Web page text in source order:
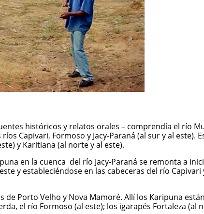
históricos y relatos orales – comprendía el río
Capivari, Formoso y Jacy-Paraná (al sur y al
y Karitiana (al norte y al este).
en la cuenca del río Jacy-Paraná se remonta a
y estableciéndose en las cabeceras del río
de Porto Velho y Nova Mamoré. Allí los Karipuna
el río Formoso (al este); los igarapés Fortaleza (al